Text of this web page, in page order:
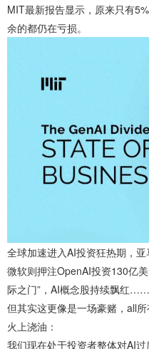
MIT最新报告显示，原来只有
余的都仍在亏损。
全球加速进入AI投资狂热期，
微软则押注OpenAI投资130亿
际之门”，AI概念股持续飘红……
但其实这更像是一场豪赌，all
火上浇油：
我们现在处于投资者整体对AI